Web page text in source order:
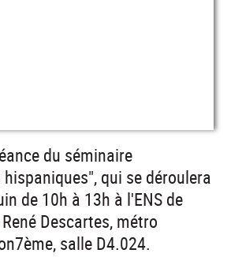
du séminaire
qui se déroulera
de 10h à 13h à l'ENS de
Descartes, métro
salle D4.024.